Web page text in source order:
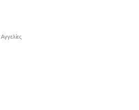
Αγγελίες